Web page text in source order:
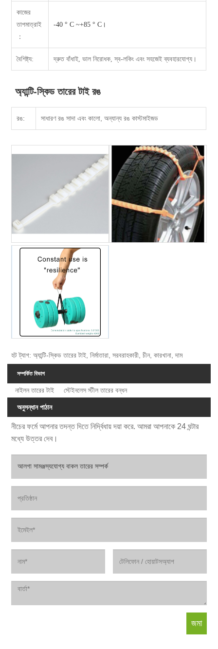
কাজের
তাপমাত্রাই
：
-40 ° C ~+85 ° C।
বৈশিষ্ট্য: দ্রুত বাঁধাই, ভাল নিরোধক, স্ব-লকিং এবং সহজেই ব্যবহারযোগ্য।
অ্যান্টি-স্কিড তারের টাই রঙ
রঙ: সাধারণ রঙ সাদা এবং কালো, অন্যান্য রঙ কাস্টমাইজড
হট ট্যাগ: অ্যান্টি-স্কিড তারের টাই, নির্মাতারা, সরবরাহকারী, চীন, কারখানা, দাম
সম্পর্কিত বিভাগ
নাইলন তারের টাই স্টেইনলেস স্টীল তারের বন্ধন
অনুসন্ধান পাঠান
নীচের ফর্মে আপনার তদন্ত দিতে নির্দ্বিধায় দয়া করে. আমরা আপনাকে 24 ঘন্টার
মধ্যে উত্তর দেব।